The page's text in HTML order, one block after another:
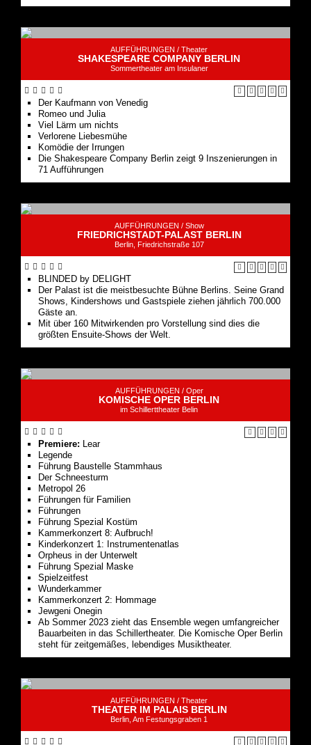
AUFFÜHRUNGEN / Theater
SHAKESPEARE COMPANY BERLIN
Sommertheater am Insulaner
Der Kaufmann von Venedig
Romeo und Julia
Viel Lärm um nichts
Verlorene Liebesmühe
Komödie der Irrungen
Die Shakespeare Company Berlin zeigt 9 Inszenierungen in
71 Aufführungen
AUFFÜHRUNGEN / Show
FRIEDRICHSTADT-PALAST BERLIN
Berlin, Friedrichstraße 107
BLINDED by DELIGHT
Der Palast ist die meistbesuchte Bühne Berlins. Seine Grand
Shows, Kindershows und Gastspiele ziehen jährlich 700.000
Gäste an.
Mit über 160 Mitwirkenden pro Vorstellung sind dies die
größten Ensuite-Shows der Welt.
AUFFÜHRUNGEN / Oper
KOMISCHE OPER BERLIN
im Schillerttheater Belin
Premiere: Lear
Legende
Führung Bau­stelle Stamm­haus
Der Schnee­sturm
Metropol 26
Führungen für Familien
Führungen
Führung Spezial Kostüm
Kammerkonzert 8: Aufbruch!
Kinderkonzert 1: Instru­men­ten­atlas
Or­pheus in der Un­ter­welt
Führung Spezial Maske
Spielzeit­fest
Wunder­kammer
Kammerkonzert 2: Hommage
Jewgeni Onegin
Ab Sommer 2023 zieht das Ensemble wegen umfangreicher
Bauarbeiten in das Schillertheater. Die Komische Oper Berlin
steht für zeitgemäßes, lebendiges Musiktheater.
AUFFÜHRUNGEN / Theater
THEATER IM PALAIS BERLIN
Berlin, Am Festungsgraben 1